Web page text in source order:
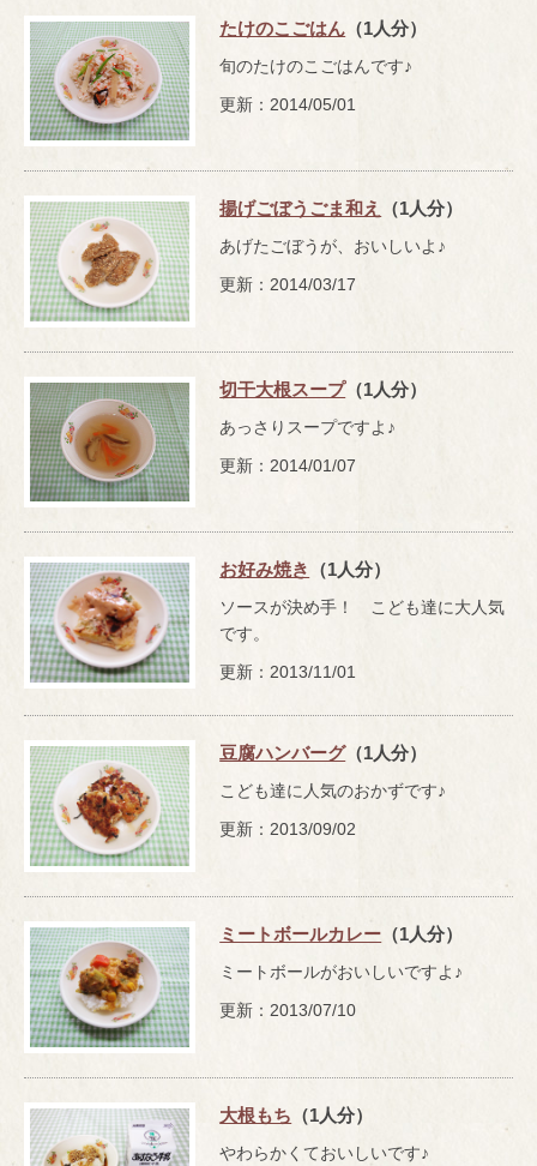
たけのこごはん （1人分）
旬のたけのこごはんです♪
更新：2014/05/01
揚げごぼうごま和え （1人分）
あげたごぼうが、おいしいよ♪
更新：2014/03/17
切干大根スープ（1人分）
あっさりスープですよ♪
更新：2014/01/07
お好み焼き （1人分）
ソースが決め手！ こども達に大人気
です。
更新：2013/11/01
豆腐ハンバーグ（1人分）
こども達に人気のおかずです♪
更新：2013/09/02
ミートボールカレー （1人分）
ミートボールがおいしいですよ♪
更新：2013/07/10
大根もち （1人分）
やわらかくておいしいです♪